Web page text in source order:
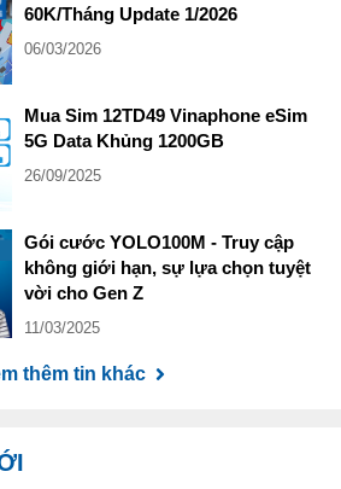
60K/Tháng Update 1/2026
06/03/2026
Mua Sim 12TD49 Vinaphone eSim
5G Data Khủng 1200GB
26/09/2025
Gói cước YOLO100M - Truy cập
không giới hạn, sự lựa chọn tuyệt
vời cho Gen Z
11/03/2025
thêm tin khác